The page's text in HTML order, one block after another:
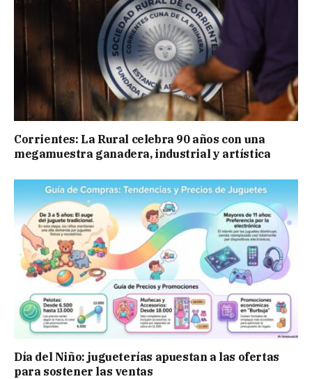
Corrientes: La Rural celebra 90 años con una
megamuestra ganadera, industrial y artística
Día del Niño: jugueterías apuestan a las ofertas
para sostener las ventas